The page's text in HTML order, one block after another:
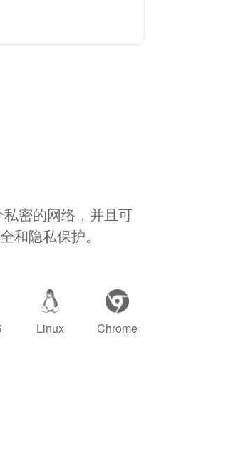
密的网络，并且可
和隐私保护。
Linux Chrome